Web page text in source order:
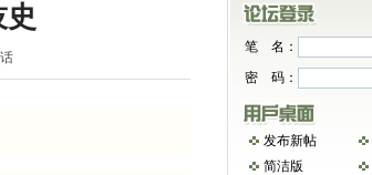
笔 名：
密 码：
发布新帖
简洁版